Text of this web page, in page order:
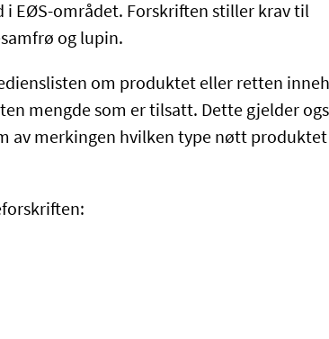
i EØS-området. Forskriften stiller krav til
og lupin.
om produktet eller retten
mengde som er tilsatt. Dette gjelder
av merkingen hvilken type nøtt